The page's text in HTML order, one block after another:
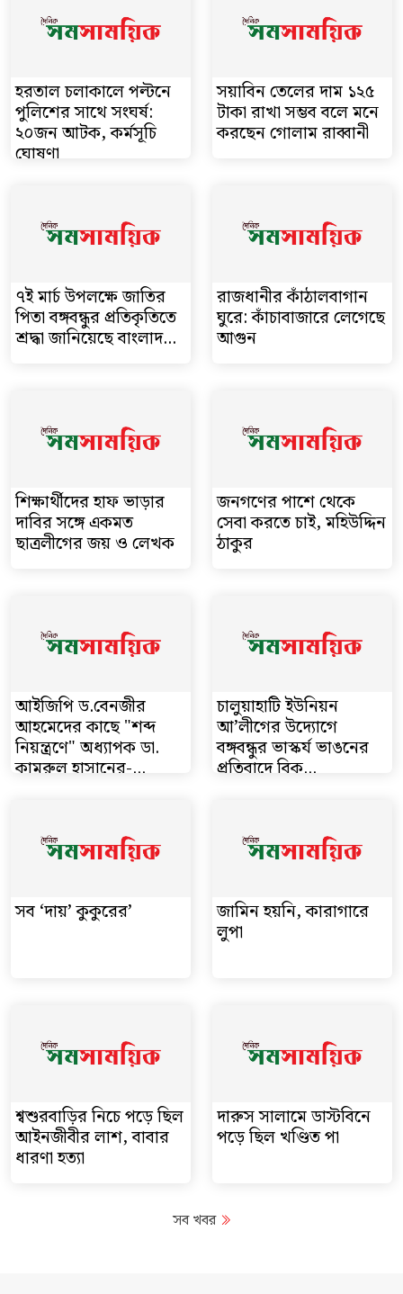
হরতাল চলাকালে পল্টনে
পুলিশের সাথে সংঘর্ষ:
২০জন আটক, কর্মসূচি
ঘোষণা
সয়াবিন তেলের দাম ১২৫
টাকা রাখা সম্ভব বলে মনে
করছেন গোলাম রাব্বানী
৭ই মার্চ উপলক্ষে জাতির
পিতা বঙ্গবন্ধুর প্রতিকৃতিতে
শ্রদ্ধা জানিয়েছে বাংলাদ...
রাজধানীর কাঁঠালবাগান
ঘুরে: কাঁচাবাজারে লেগেছে
আগুন
শিক্ষার্থীদের হাফ ভাড়ার
দাবির সঙ্গে একমত
ছাত্রলীগের জয় ও লেখক
জনগণের পাশে থেকে
সেবা করতে চাই, মহিউদ্দিন
ঠাকুর
আইজিপি ড.বেনজীর
আহমেদের কাছে "শব্দ
নিয়ন্ত্রণে" অধ্যাপক ডা.
কামরুল হাসানের-...
চালুয়াহাটি ইউনিয়ন
আ’লীগের উদ্যোগে
বঙ্গবন্ধুর ভাস্কর্য ভাঙনের
প্রতিবাদে বিক্...
সব ‘দায়’ কুকুরের’ জামিন হয়নি, কারাগারে
লুপা
শ্বশুরবাড়ির নিচে পড়ে ছিল
আইনজীবীর লাশ, বাবার
ধারণা হত্যা
দারুস সালামে ডাস্টবিনে
পড়ে ছিল খণ্ডিত পা
সব খবর